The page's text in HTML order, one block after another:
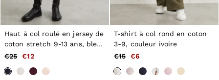
158–164cm
Holiday
Occasionwear
OUTLET
WOMEN'S
Dresses
Tops & T-Shirts
Haut à col roulé en jersey de
coton stretch 9-13 ans, bleu
marine
€25 €12
T-shirt à col rond en coton
3-9, couleur ivoire
€15
€6